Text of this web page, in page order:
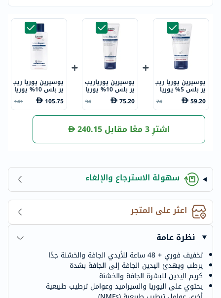
يوسيرين يوريا ريب
ير بلس 5% يوريا
كريم اليدين للأيد
ي الجافة والخشنة
75 مل
59.20
74
يوسيرين يورياريب
ير بلس 10% يوريا
كريم القدمين للب
شرة الجافة والخش
نة 100 مل
75.20
94
يوسيرين يوريا ريب
ير بلس 10% يوريا
لوشن للبشرة الجا
فة والخشنة 250
مل
105.75
141
اشترِ 3 معًا مقابل 240.15
سهولة الاسترجاع والإلغاء
اعثر على المتجر
نظرة عامة
تخفيف فوري + 48 ساعة للأيدي الجافة والخشنة جدًا
يرطب ويهدئ اليدين الجافة إلى الجافة بشدة
كريم اليدين للبشرة الجافة والخشنة
يحتوي على اليوريا والسيراميد وعوامل ترطيب طبيعية